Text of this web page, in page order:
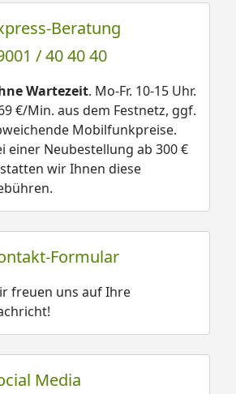
Beratung
/ 40 40 40
Wartezeit. Mo-Fr. 10-15 Uhr.
€/Min. aus dem Festnetz, ggf.
Mobilfunkpreise.
einer Neubestellung ab 300 €
wir Ihnen diese
Formular
freuen uns auf Ihre
Media